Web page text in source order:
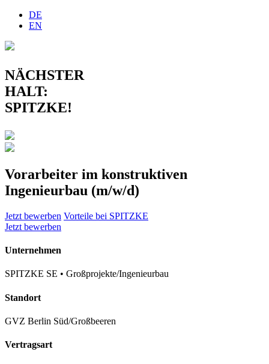
DE
EN
NÄCHSTER
HALT:
SPITZKE!
Vorarbeiter im konstruktiven
Ingenieurbau (m/w/d)
Jetzt bewerben Vorteile bei SPITZKE
Jetzt bewerben
Unternehmen
SPITZKE SE • Großprojekte/Ingenieurbau
Standort
GVZ Berlin Süd/Großbeeren
Vertragsart